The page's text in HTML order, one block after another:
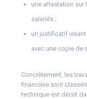
une attestation sur
salariés ;
un justificatif visant
avec une copie de
Concrètement, les
financière sont
technique est décrit